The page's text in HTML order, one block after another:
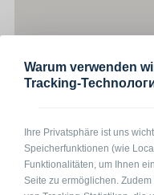
2 - 4 Personen
Wohnung für 2 - 4 Personen
Einzelbetten, Küche mit
Warum verwenden
Tracking-
Ihre Privatsphäre ist uns
Speicherfunktionen (wie
Funktionalitäten, um Ihnen
Seite zu ermöglichen.